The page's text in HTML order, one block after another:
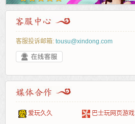
客服投诉邮箱: tousu@xindong.com
爱玩久久 巴士玩网页游戏